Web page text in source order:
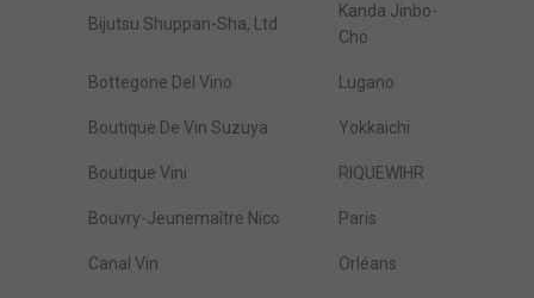
Bijutsu Shuppan-Sha, Ltd.
Kanda Jinbo-
Cho
Bottegone Del Vino Lugano
Boutique De Vin Suzuya Yokkaichi
Boutique Vini RIQUEWIHR
Bouvry-Jeunemaître Nico Paris
Canal Vin Orléans